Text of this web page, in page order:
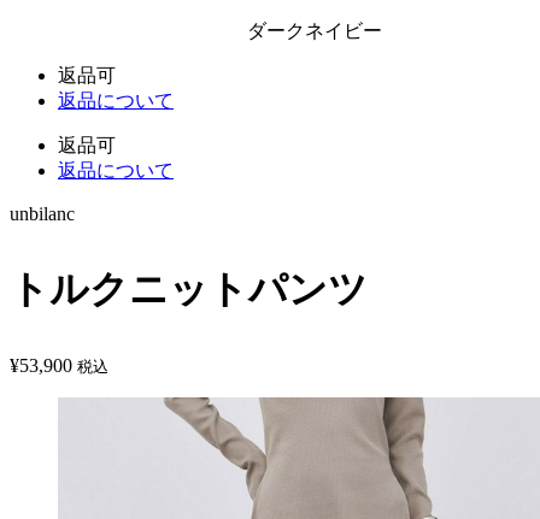
ダークネイビー
返品可
返品について
返品可
返品について
unbilanc
トルクニットパンツ
¥53,900 税込